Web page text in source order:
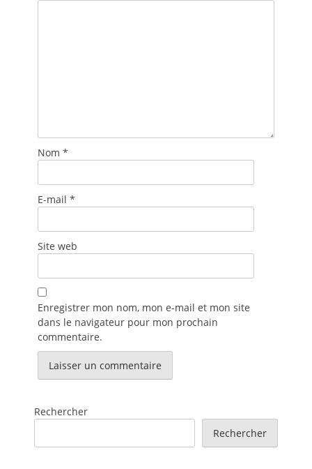
Nom *
E-mail *
Site web
Enregistrer mon nom, mon e-mail et mon site
dans le navigateur pour mon prochain
commentaire.
Rechercher
Rechercher